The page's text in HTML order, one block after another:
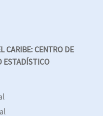
CARIBE: CENTRO DE
ESTADÍSTICO